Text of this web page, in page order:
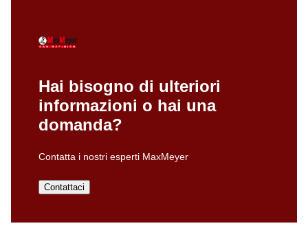
Hai bisogno di ulteriori
informazioni o hai una
domanda?
Contatta i nostri esperti MaxMeyer
Contattaci